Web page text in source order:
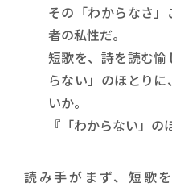
その「わからなさ
者の私性だ。
短歌を、詩を読む
らない」のほとり
いか。
『「わからない」
読み手がまず、短歌